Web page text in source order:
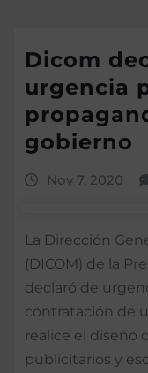
Dicom
urgencia
gobierno
Nov 7, 2020
La Dirección
(DICOM) de la
declaró de
contratación de
realice el diseño
publicitarios y